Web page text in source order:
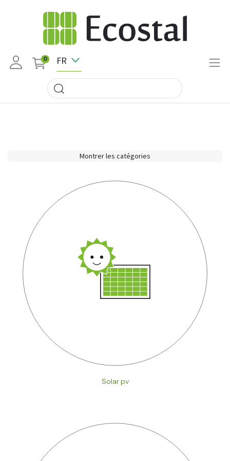
0 FR
Montrer les catégories
Solar pv